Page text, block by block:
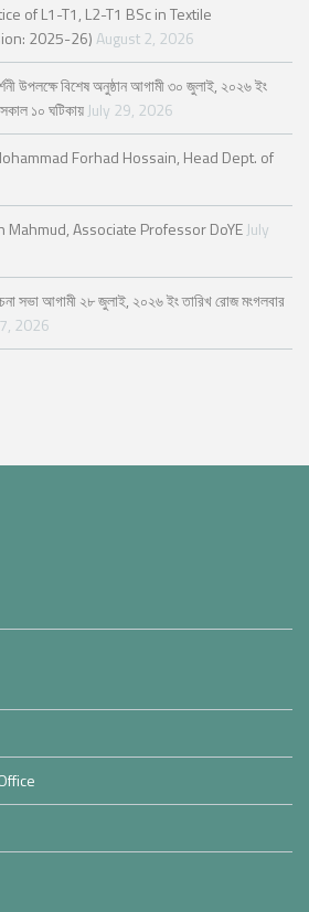
of L1-T1, L2-T1 BSc in Textile
2025-26)August 2, 2026
উপলক্ষে বিশেষ অনুষ্ঠান আগামী ৩০ জুলাই, ২০২৬ ইং
১০ ঘটিকায় July 29, 2026
Forhad Hossain, Head Dept. of
Mahmud, Associate Professor DoYE July
সভা আগামী ২৮ জুলাই, ২০২৬ ইং তারিখ রোজ মংগলবার
2026